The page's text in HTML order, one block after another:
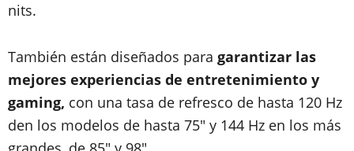
nits.
También están diseñados para garantizar las
mejores experiencias de entretenimiento y
gaming, con una tasa de refresco de hasta 120 Hz
den los modelos de hasta 75" y 144 Hz en los más